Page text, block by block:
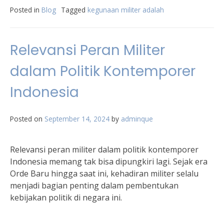
Posted in Blog Tagged kegunaan militer adalah
Relevansi Peran Militer
dalam Politik Kontemporer
Indonesia
Posted on September 14, 2024 by adminque
Relevansi peran militer dalam politik kontemporer
Indonesia memang tak bisa dipungkiri lagi. Sejak era
Orde Baru hingga saat ini, kehadiran militer selalu
menjadi bagian penting dalam pembentukan
kebijakan politik di negara ini.